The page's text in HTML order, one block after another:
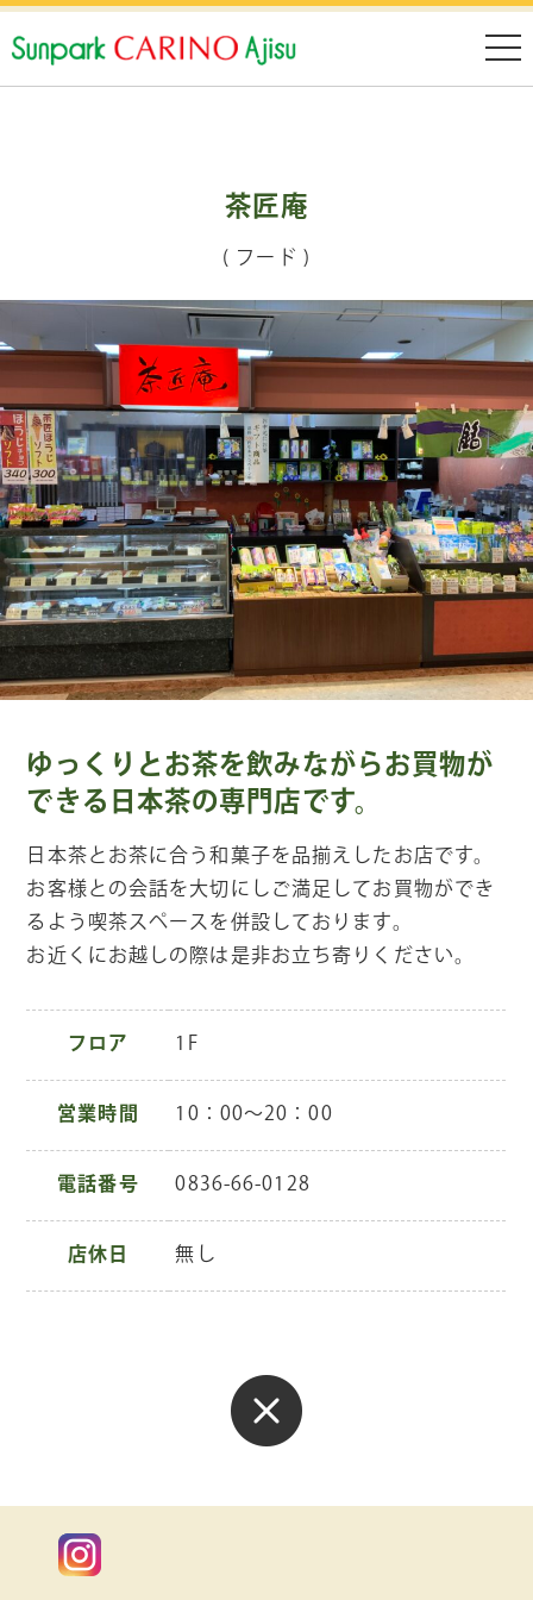
茶匠庵
( フード )
ゆっくりとお茶を飲みながらお買物が
できる日本茶の専門店です。
日本茶とお茶に合う和菓子を品揃えしたお店です。
お客様との会話を大切にしご満足してお買物ができ
るよう喫茶スペースを併設しております。
お近くにお越しの際は是非お立ち寄りください。
フロア 1F
営業時間 10：00～20：00
電話番号 0836-66-0128
店休日 無し